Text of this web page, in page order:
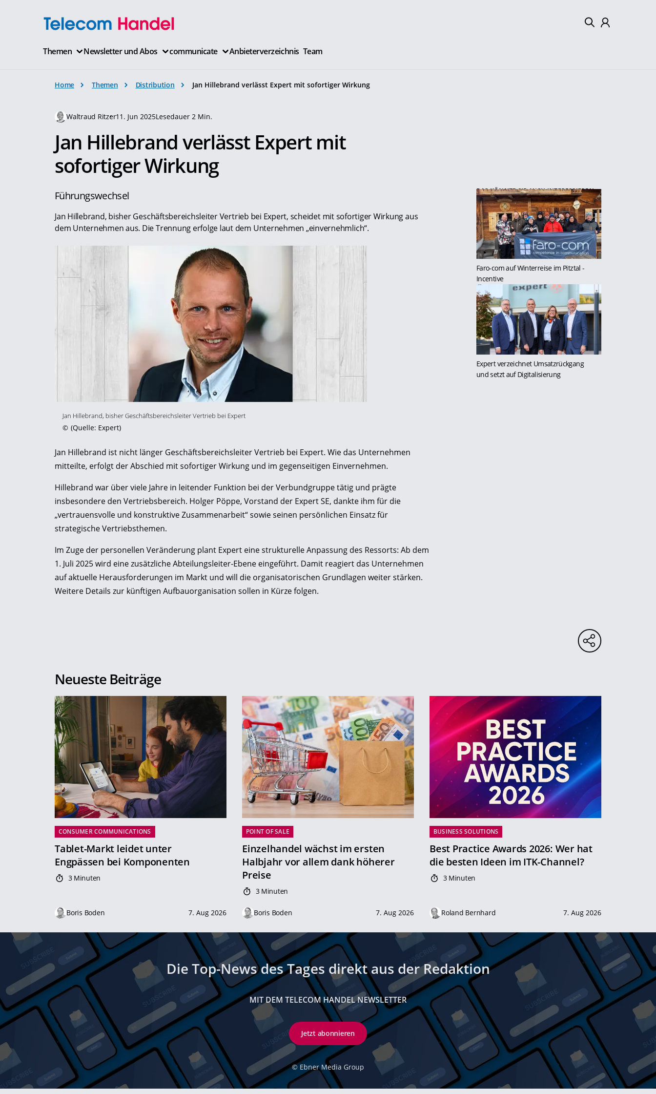
Themen Newsletter und Abos communicate Anbieterverzeichnis Team
Home Themen Distribution Jan Hillebrand verlässt Expert mit sofortiger Wirkung
Waltraud Ritzer11. Jun 2025Lesedauer 2 Min.
Jan Hillebrand verlässt Expert mit
sofortiger Wirkung
Führungswechsel
Jan Hillebrand, bisher Geschäftsbereichsleiter Vertrieb bei Expert, scheidet mit sofortiger Wirkung aus
dem Unternehmen aus. Die Trennung erfolge laut dem Unternehmen „einvernehmlich“.
Jan Hillebrand, bisher Geschäftsbereichsleiter Vertrieb bei Expert
© (Quelle: Expert)
Jan Hillebrand ist nicht länger Geschäftsbereichsleiter Vertrieb bei Expert. Wie das Unternehmen
mitteilte, erfolgt der Abschied mit sofortiger Wirkung und im gegenseitigen Einvernehmen.
Hillebrand war über viele Jahre in leitender Funktion bei der Verbundgruppe tätig und prägte
insbesondere den Vertriebsbereich. Holger Pöppe, Vorstand der Expert SE, dankte ihm für die
„vertrauensvolle und konstruktive Zusammenarbeit“ sowie seinen persönlichen Einsatz für
strategische Vertriebsthemen.
Im Zuge der personellen Veränderung plant Expert eine strukturelle Anpassung des Ressorts: Ab dem
1. Juli 2025 wird eine zusätzliche Abteilungsleiter-Ebene eingeführt. Damit reagiert das Unternehmen
auf aktuelle Herausforderungen im Markt und will die organisatorischen Grundlagen weiter stärken.
Weitere Details zur künftigen Aufbauorganisation sollen in Kürze folgen.
DAS KÖNNTE SIE AUCH INTERESSIEREN:
Faro-com auf Winterreise im Pitztal -
Incentive
Expert verzeichnet Umsatzrückgang
und setzt auf Digitalisierung
Neueste Beiträge
CONSUMER COMMUNICATIONS
Tablet-Markt leidet unter
Engpässen bei Komponenten
3 Minuten
Boris Boden 7. Aug 2026
POINT OF SALE
Einzelhandel wächst im ersten
Halbjahr vor allem dank höherer
Preise
3 Minuten
Boris Boden 7. Aug 2026
BUSINESS SOLUTIONS
Best Practice Awards 2026: Wer hat
die besten Ideen im ITK-Channel?
3 Minuten
Roland Bernhard 7. Aug 2026
Die Top-News des Tages direkt aus der Redaktion
MIT DEM TELECOM HANDEL NEWSLETTER
Jetzt abonnieren
© Ebner Media Group